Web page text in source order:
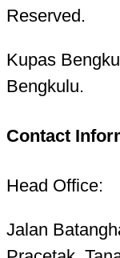
Reserved.
Kupas
Bengkulu.
Contact
Head Office:
Jalan